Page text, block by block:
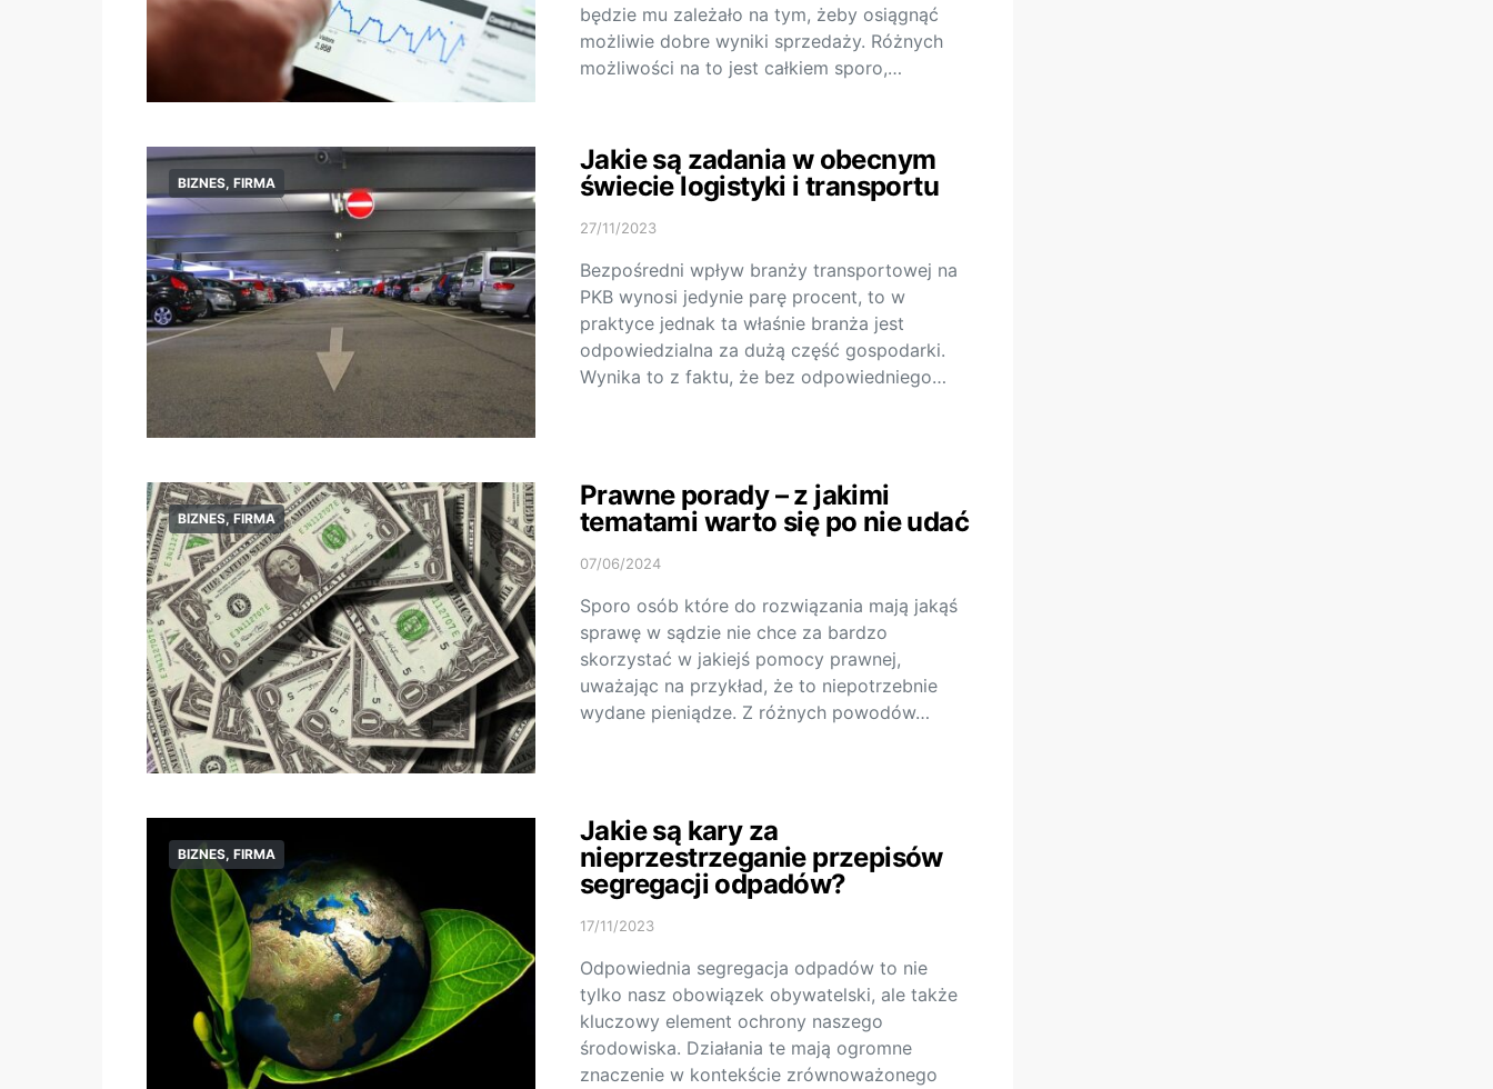
będzie mu zależało na tym, żeby osiągnąć
możliwie dobre wyniki sprzedaży. Różnych
możliwości na to jest całkiem sporo,…
BIZNES, FIRMA
Jakie są zadania w obecnym
świecie logistyki i transportu
27/11/2023
Bezpośredni wpływ branży transportowej na
PKB wynosi jedynie parę procent, to w
praktyce jednak ta właśnie branża jest
odpowiedzialna za dużą część gospodarki.
Wynika to z faktu, że bez odpowiedniego…
BIZNES, FIRMA
Prawne porady – z jakimi
tematami warto się po nie udać
07/06/2024
Sporo osób które do rozwiązania mają jakąś
sprawę w sądzie nie chce za bardzo
skorzystać w jakiejś pomocy prawnej,
uważając na przykład, że to niepotrzebnie
wydane pieniądze. Z różnych powodów…
BIZNES, FIRMA
Jakie są kary za
nieprzestrzeganie przepisów
segregacji odpadów?
17/11/2023
Odpowiednia segregacja odpadów to nie
tylko nasz obowiązek obywatelski, ale także
kluczowy element ochrony naszego
środowiska. Działania te mają ogromne
znaczenie w kontekście zrównoważonego